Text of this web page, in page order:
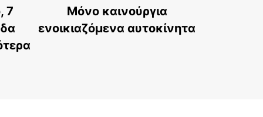
7
Μόνο καινούργια
ενοικιαζόμενα αυτοκίνητα